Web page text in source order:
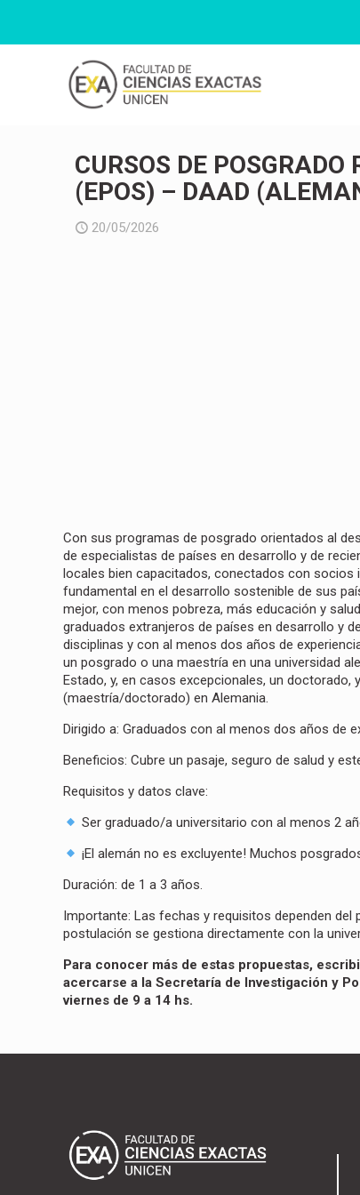
CURSOS DE
(EPOS) – DAAD
20/05/2026
Con sus programas de posgrado orientados al
de especialistas de países en desarrollo y de
locales bien capacitados, conectados con socios
fundamental en el desarrollo sostenible de sus
mejor, con menos pobreza, más educación y
graduados extranjeros de países en desarrollo y
disciplinas y con al menos dos años de
un posgrado o una maestría en una universidad
Estado, y, en casos excepcionales, un doctorado,
(maestría/doctorado) en Alemania.
Dirigido a:Graduados con al menos dos años de
Beneficios: Cubre un pasaje, seguro de salud y
Requisitos y datos clave:
Ser graduado/a universitario con al menos 2
¡El alemán no es excluyente! Muchos
Duración: de 1 a 3 años.
Importante: Las fechas y requisitos dependen del
postulación se gestiona directamente con la
Para conocer más de estas propuestas,
acercarse a la Secretaría de Investigación y
viernes de 9 a 14 hs.